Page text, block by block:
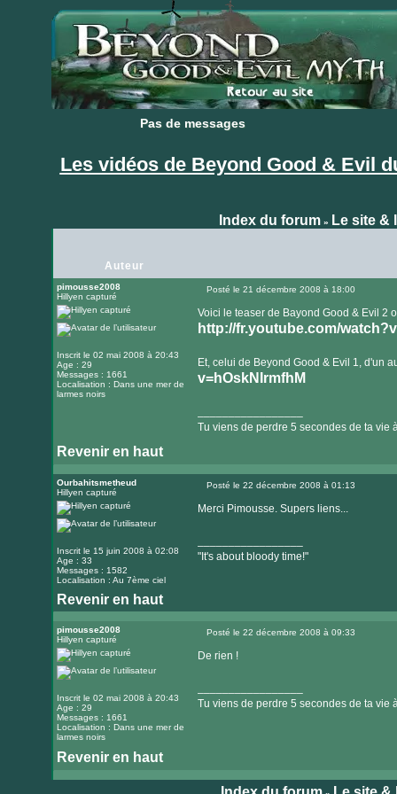
Pas de messages
Pas de messages
Les vidéos de Beyond Good & Evil
Index du forum» Le site &
Auteur
pimousse2008
Hillyen capturé
Inscrit le 02 mai 2008 à 20:43
Age : 29
Messages : 1661
Localisation : Dans une mer de
larmes noirs
Posté le 21 décembre 2008 à 18:00
Voici le teaser de Bayond Good & Evil 2
http://fr.youtube.com/
Et, celui de Beyond Good & Evil 1, d'un
v=hOskNIrmfhM
Tu viens de perdre 5 secondes de ta vie
Revenir en haut
le
internet
Ourbahitsmetheud
Hillyen capturé
Inscrit le 15 juin 2008 à 02:08
Age : 33
Messages : 1582
Localisation : Au 7ème ciel
Posté le 22 décembre 2008 à 01:13
Merci Pimousse. Supers liens...
"It's about bloody time!"
Revenir en haut
Visiter
le
pimousse2008
Hillyen capturé
Inscrit le 02 mai 2008 à 20:43
Age : 29
Messages : 1661
Localisation : Dans une mer de
larmes noirs
Posté le 22 décembre 2008 à 09:33
De rien !
Tu viens de perdre 5 secondes de ta vie
Revenir en haut
le